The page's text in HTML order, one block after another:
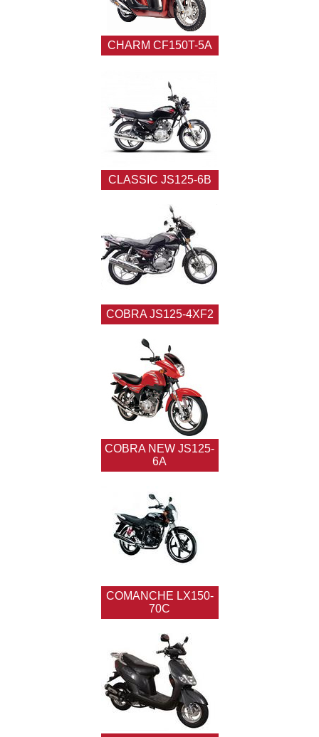
CHARM CF150T-5A
CLASSIC JS125-6B
COBRA JS125-4XF2
COBRA NEW JS125-
6A
COMANCHE LX150-
70C